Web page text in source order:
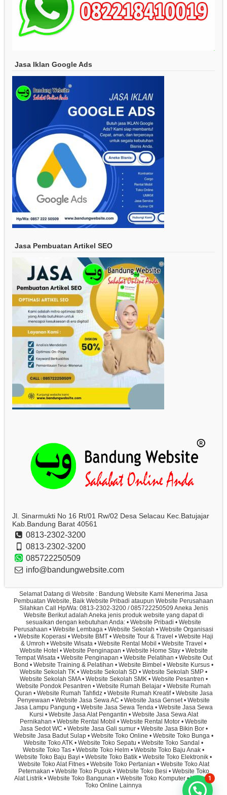
Jasa Iklan Google Ads
Jasa Pembuatan Artikel SEO
Jl. Sinarmukti No 16 Rt/01 Rw/02 Desa Selacau Kec.Batujajar
Kab.Bandung Barat 40561
0813-2302-3200
0813-2302-3200
085722250509
info@bandungwebsite.com
Selamat Datang di Website : Bandung Website Kami Menerima Jasa
Pembuatan Website, Baik Website Pribadi ataupun Website Perusahaan
Silahkan Call Hp/Wa: 0813-2302-3200 / 085722250509 Aneka Jenis
Website Berikut adalah Aneka jenis produk website yang dapat di
sesuaikan dengan kebutuhan Anda: • Website Pribadi • Website
Perusahaan • Website Lembaga • Website Sekolah • Website Organisasi
• Website Koperasi • Website BMT • Website Tour & Travel • Website Haji
& Umroh • Website Wisata • Website Rental Mobil • Website Travel •
Website Hotel • Website Penginapan • Website Home Stay • Website
Tempat Wisata • Website Penginapan • Website Pelatihan • Website Out
Bond • Website Training & Pelatihan • Website Bimbel • Website Kursus •
Website Sekolah TK • Website Sekolah SD • Website Sekolah SMP •
Website Sekolah SMA • Website Sekolah SMK • Website Pesantren •
Website Pondok Pesantren • Website Rumah Belajar • Website Rumah
Quran • Website Rumah Tahfidz • Website Rumah Kreatif • Website Jasa
Penyewaan • Website Jasa Sewa AC • Website Jasa Genset • Website
Jasa Lampu Pangung • Website Jasa Sewa Tenda • Website Jasa Sewa
Kursi • Website Jasa Alat Pengantin • Website Jasa Sewa Alat
Pernikahan • Website Rental Mobil • Website Rental Motor • Website
Jasa Sedot WC • Website Jasa Gali sumur • Website Jasa Bikin Bor •
Website Jasa Badut Sulap • Website Toko Online • Website Toko Bunga •
Website Toko ATK • Website Toko Sepatu • Website Toko Sandal •
Website Toko Tas • Website Toko Helm • Website Toko Baju Anak •
Website Toko Baju Bayi • Website Toko Batik • Website Toko Elektronik •
Website Toko Alat Fitnes • Website Toko Pertanian • Website Toko Alat
Peternakan • Website Toko Pupuk • Website Toko Besi • Website Toko
Alat Listrik • Website Toko Bangunan • Website Toko Komputer • Website
Toko Online Lainnya
1